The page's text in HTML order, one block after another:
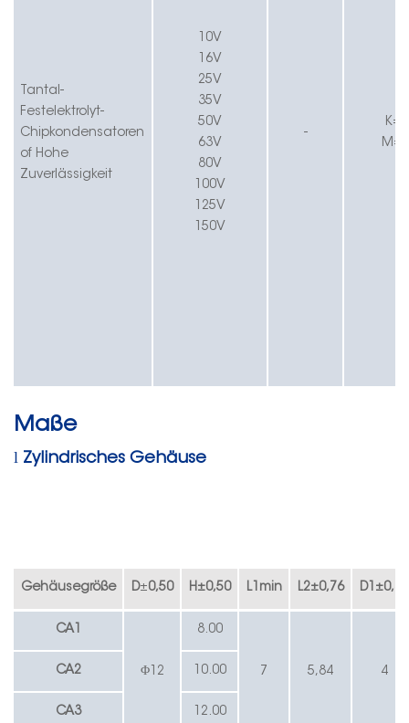
Tantal-
Festelektrolyt-
Chipkondensatoren
of Hohe
Zuverlässigkeit
10V
16V
25V
35V
50V
63V
80V
100V
125V
150V
-
K=±
Maße
l Zylindrisches Gehäuse
Gehäusegröße D±0,50 H±0,50 L1min L2±0,76 D1 ±0,38
CA1
Φ12
8.00
7 5,84 4
CA2 10.00
CA3 12.00